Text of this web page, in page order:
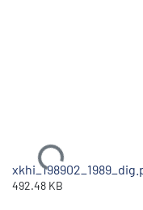
Ladataan...
492.48 KB